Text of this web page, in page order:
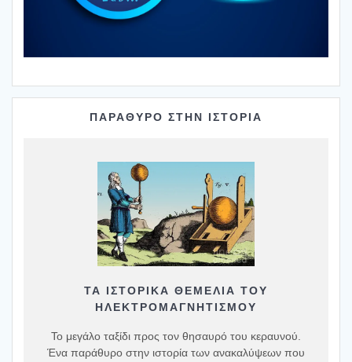
ΠΑΡΑΘΥΡΟ ΣΤΗΝ ΙΣΤΟΡΙΑ
ΤΑ ΙΣΤΟΡΙΚΆ ΘΕΜΈΛΙΑ ΤΟΥ
ΗΛΕΚΤΡΟΜΑΓΝΗΤΙΣΜΟΎ
Το μεγάλο ταξίδι προς τον θησαυρό του κεραυνού.
Ένα παράθυρο στην ιστορία των ανακαλύψεων που